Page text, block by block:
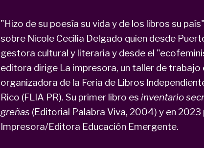
"Hizo de su poesía su vida y de los libros su
sobre Nicole Cecilia Delgado quien desde
gestora cultural y literaria y desde el
editora dirige La impresora, un taller de trabajo
organizadora de la Feria de Libros
Rico (FLIA PR). Su primer libro es inventario
greñas (Editorial Palabra Viva, 2004) y en 2023
Impresora/Editora Educación Emergente.